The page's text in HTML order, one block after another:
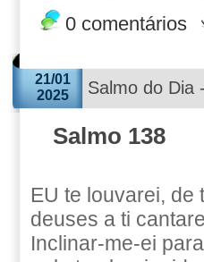
0 comentários
21/01
2025
Salmo do Dia
Salmo 138
EU te louvarei,
deuses a ti
Inclinar-me-ei